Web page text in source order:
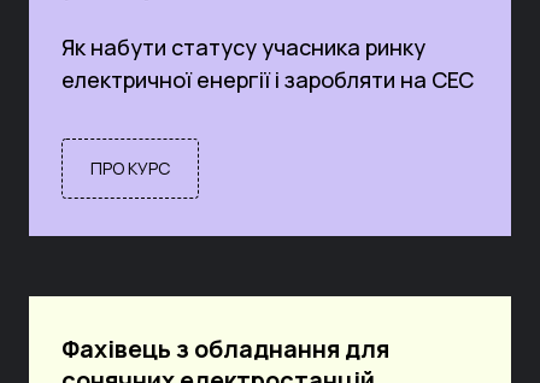
Як набути статусу учасника ринку
електричної енергії і заробляти на СЕС
ПРО КУРС
Фахівець з обладнання для